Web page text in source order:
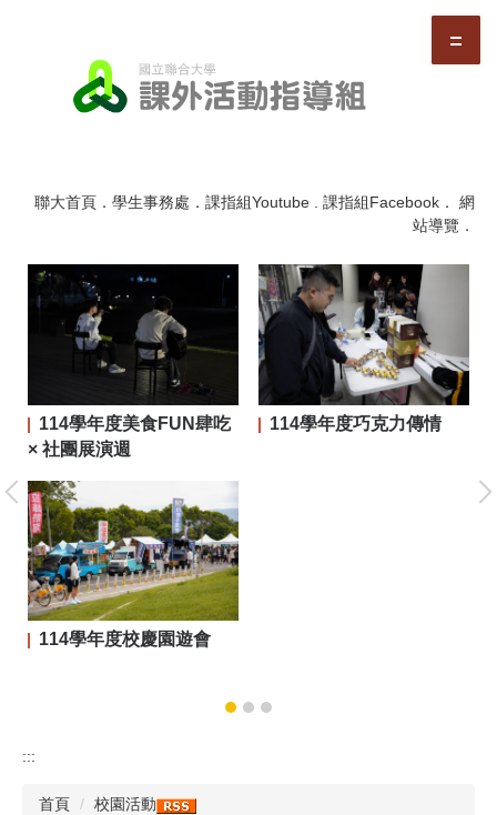
聯大首頁 ． 學生事務處 ． 課指組Youtube . 課指組Facebook ． 網
站導覽 ．
114學年度美食FUN肆吃
× 社團展演週
114學年度巧克力傳情
114學年度校慶園遊會
:::
首頁 校園活動